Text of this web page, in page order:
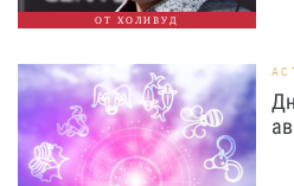
ОТ ХОЛИВУД